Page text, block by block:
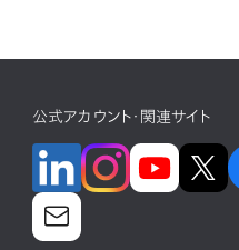
公式アカウント・関連サイト